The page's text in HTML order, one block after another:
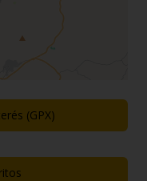
(GPX)